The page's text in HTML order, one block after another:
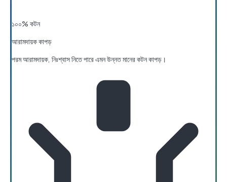
১০০% কটন
আরামদায়ক কাপড়
পরম আরামদায়ক, নিঃশ্বাস নিতে পারে এমন উন্নত মানের কটন কাপড়।